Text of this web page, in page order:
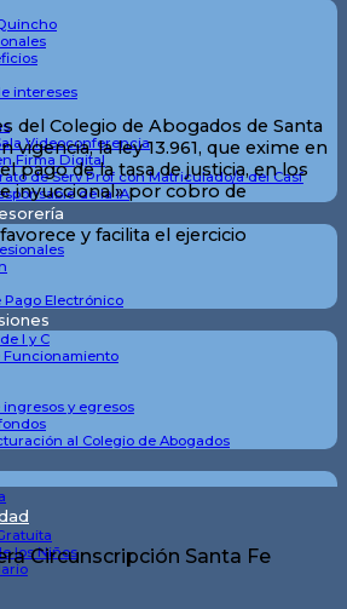
intereses
Videoconferencia
Firma Digital
de Serv Prof con Matriculado/a del Casf
de la IA
Pago Electrónico
I y C
Funcionamiento
y egresos
al Colegio de Abogados
los Niños
del Colegio de Abogados de Santa
vigencia, la ley 13.961, que exime en
pago de la tasa de justicia, en los
inyuccional» por cobro de
y facilita el ejercicio
Circunscripción Santa Fe